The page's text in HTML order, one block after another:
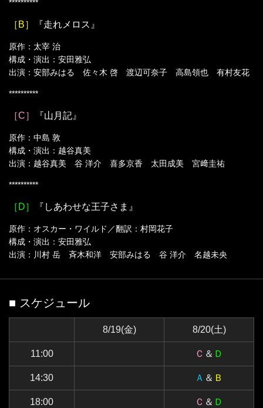
**********
［B］ 『走れメロス』
原作：太宰 治
構成・演出：安田雅弘
出演：安部みはる 佐々木 啓 渡辺可奈子 高島領也 有村友花
**********
［C］ 『山月記』
原作：中島 敦
構成・演出：越谷真美
出演：越谷真美 谷 洋介 喜多京香 太田成美 宮﨑圭祐
**********
［D］ 『しあわせな王子さま』
原作：オスカー・ワイルド／翻訳：村岡花子
構成・演出：安田雅弘
出演：川村 岳 斉木和洋 安部みはる 谷 洋介 名越未央
■ スケジュール
8/19(金) 8/20(土)
11:00 Ｃ ＆ Ｄ
14:30 Ａ ＆ Ｂ
18:00 Ｃ ＆ Ｄ